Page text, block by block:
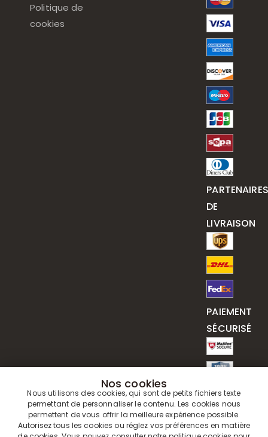
Politique de
cookies
PARTENAIRES
DE
LIVRAISON
PAIEMENT
SÉCURISÉ
Nos cookies
Nous utilisons des cookies, qui sont de petits fichiers texte
permettant de personnaliser le contenu. Les cookies nous
permettent de vous offrir la meilleure expérience possible.
Autorisez tous les cookies ou réglez vos préférences en matière